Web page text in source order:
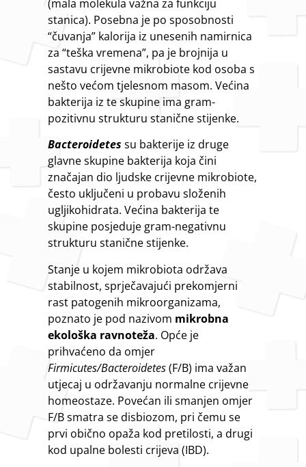
(mala molekula važna za funkciju
stanica). Posebna je po sposobnosti
“čuvanja” kalorija iz unesenih namirnica
za “teška vremena”, pa je brojnija u
sastavu crijevne mikrobiote kod osoba s
nešto većom tjelesnom masom. Većina
bakterija iz te skupine ima gram-
pozitivnu strukturu stanične stijenke.
Bacteroidetes su bakterije iz druge
glavne skupine bakterija koja čini
značajan dio ljudske crijevne mikrobiote,
često uključeni u probavu složenih
ugljikohidrata. Većina bakterija te
skupine posjeduje gram-negativnu
strukturu stanične stijenke.
Stanje u kojem mikrobiota održava
stabilnost, sprječavajući prekomjerni
rast patogenih mikroorganizama,
poznato je pod nazivom mikrobna
ekološka ravnoteža. Opće je
prihvaćeno da omjer
Firmicutes/Bacteroidetes(F/B) ima važan
utjecaj u održavanju normalne crijevne
homeostaze. Povećan ili smanjen omjer
F/B smatra se disbiozom, pri čemu se
prvi obično opaža kod pretilosti, a drugi
kod upalne bolesti crijeva (IBD).